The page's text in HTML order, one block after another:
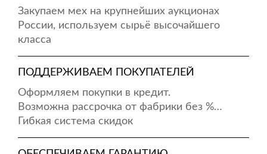
Закупаем мех на крупнейших аукционах
России, используем сырьё высочайшего
класса
ПОДДЕРЖИВАЕМ ПОКУПАТЕЛЕЙ
Оформляем покупки в кредит.
Возможна рассрочка от фабрики без %…
Гибкая система скидок